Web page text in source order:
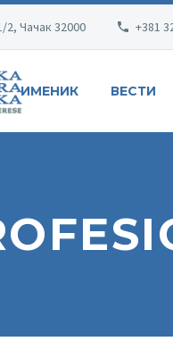
Чачак 32000 +381
ИМЕНИК ВЕСТИ